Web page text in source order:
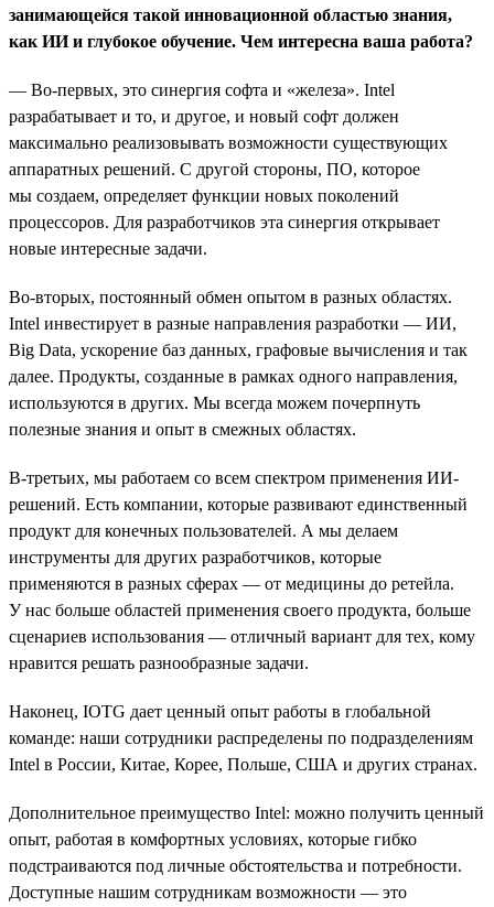
занимающейся такой инновационной областью знания,
как ИИ и глубокое обучение. Чем интересна ваша работа?
— Во-первых, это синергия софта и «железа». Intel
разрабатывает и то, и другое, и новый софт должен
максимально реализовывать возможности существующих
аппаратных решений. С другой стороны, ПО, которое
мы создаем, определяет функции новых поколений
процессоров. Для разработчиков эта синергия открывает
новые интересные задачи.
Во-вторых, постоянный обмен опытом в разных областях.
Intel инвестирует в разные направления разработки — ИИ,
Big Data, ускорение баз данных, графовые вычисления и так
далее. Продукты, созданные в рамках одного направления,
используются в других. Мы всегда можем почерпнуть
полезные знания и опыт в смежных областях.
В-третьих, мы работаем со всем спектром применения ИИ-
решений. Есть компании, которые развивают единственный
продукт для конечных пользователей. А мы делаем
инструменты для других разработчиков, которые
применяются в разных сферах — от медицины до ретейла.
У нас больше областей применения своего продукта, больше
сценариев использования — отличный вариант для тех, кому
нравится решать разнообразные задачи.
Наконец, IOTG дает ценный опыт работы в глобальной
команде: наши сотрудники распределены по подразделениям
Intel в России, Китае, Корее, Польше, США и других странах.
Дополнительное преимущество Intel: можно получить ценный
опыт, работая в комфортных условиях, которые гибко
подстраиваются под личные обстоятельства и потребности.
Доступные нашим сотрудникам возможности — это